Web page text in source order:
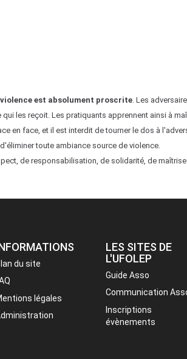
est absolument proscrite . Les
les reçoit. Les pratiquants apprennent ainsi à
en face, et il est interdit de tourner le dos à
toute ambiance source de violence.
de responsabilisation, de solidarité, de
du site
légales
LES SITES DE
L'UFOLEP
Guide Asso
Communication
Inscriptions
évènements